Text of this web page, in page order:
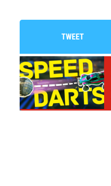
TWEET